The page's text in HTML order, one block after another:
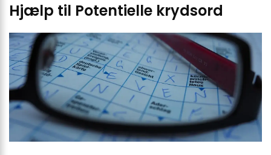
Hjælp til Potentielle krydsord